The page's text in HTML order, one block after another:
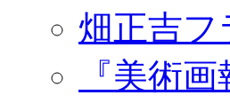
畑正吉フ
『美術